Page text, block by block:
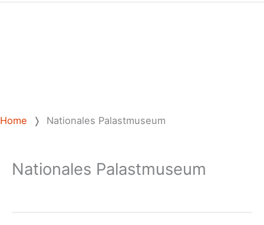
Home ❭ Nationales Palastmuseum
Nationales Palastmuseum